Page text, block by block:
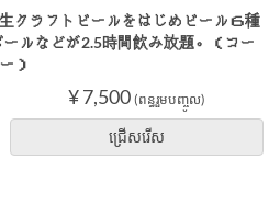
クラフトビールをはじめビール６種
ルなどが2.5時間飲み放題。（コー
）
¥ 7,500 (ពន្ធរួមបញ្ចូល)
ជ្រើសរើស